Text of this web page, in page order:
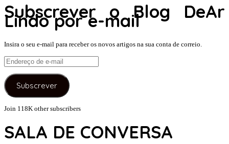
Subscrever o Blog DeAr
Lindo por e-mail
Insira o seu e-mail para receber os novos artigos na sua conta de correio.
Endereço
de
e-
mail
Subscrever
Join 118K other subscribers
SALA DE CONVERSA